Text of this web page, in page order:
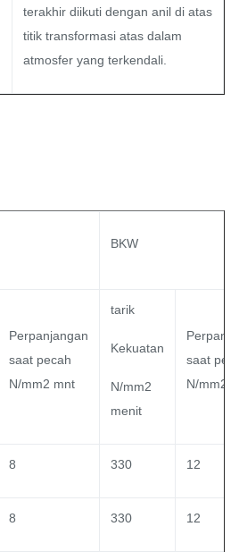
terakhir diikuti dengan anil di atas
titik transformasi atas dalam
atmosfer yang terkendali.
BKW
Perpanjangan
saat pecah
N/mm2 mnt
tarik
Kekuatan
N/mm2
menit
saat
N/mm2
8 330 12
8 330 12